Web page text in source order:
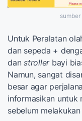
Untuk Peralatan
dan sepeda +
dan strollerbayi
Namun, sangat
besar agar
informasikan untuk
sebelum